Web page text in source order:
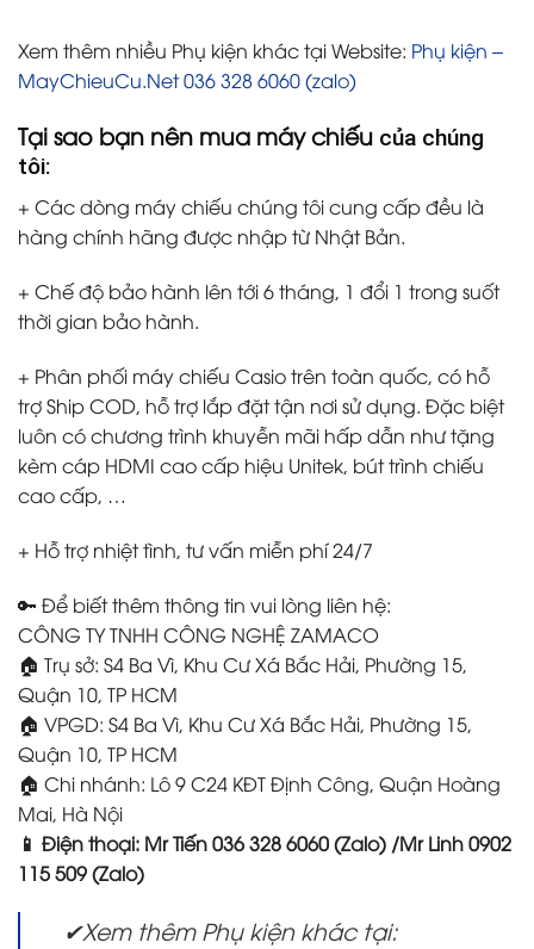
Xem thêm nhiều Phụ kiện khác tại Website: Phụ kiện –
MayChieuCu.Net 036 328 6060 (zalo)
Tại sao bạn nên mua máy chiếu của chúng
tôi:
+ Các dòng máy chiếu chúng tôi cung cấp đều là
hàng chính hãng được nhập từ Nhật Bản.
+ Chế độ bảo hành lên tới 6 tháng, 1 đổi 1 trong suốt
thời gian bảo hành.
+ Phân phối máy chiếu Casio trên toàn quốc, có hỗ
trợ Ship COD, hỗ trợ lắp đặt tận nơi sử dụng. Đặc biệt
luôn có chương trình khuyễn mãi hấp dẫn như tặng
kèm cáp HDMI cao cấp hiệu Unitek, bút trình chiếu
cao cấp, …
+ Hỗ trợ nhiệt tình, tư vấn miễn phí 24/7
🔑 Để biết thêm thông tin vui lòng liên hệ:
CÔNG TY TNHH CÔNG NGHỆ ZAMACO
🏠 Trụ sở: S4 Ba Vì, Khu Cư Xá Bắc Hải, Phường 15,
Quận 10, TP HCM
🏠 VPGD: S4 Ba Vì, Khu Cư Xá Bắc Hải, Phường 15,
Quận 10, TP HCM
🏠 Chi nhánh: Lô 9 C24 KĐT Định Công, Quận Hoàng
Mai, Hà Nội
📱 Điện thoại: Mr Tiến 036 328 6060 (Zalo) /Mr Linh 0902
115 509 (Zalo)
✔Xem thêm Phụ kiện khác tại: